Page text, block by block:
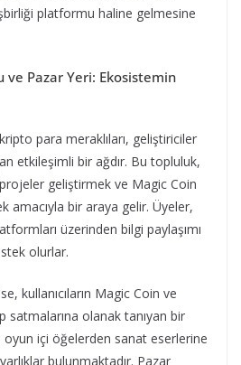
platformu haline gelmesine
ve Pazar Yeri: Ekosistemin
para meraklıları, geliştiriciler
etkileşimli bir ağdır. Bu topluluk,
geliştirmek ve Magic Coin
amacıyla bir araya gelir. Üyeler,
üzerinden bilgi paylaşımı
olurlar.
kullanıcıların Magic Coin ve
satmalarına olanak tanıyan bir
içi öğelerden sanat eserlerine
bulunmaktadır. Pazar